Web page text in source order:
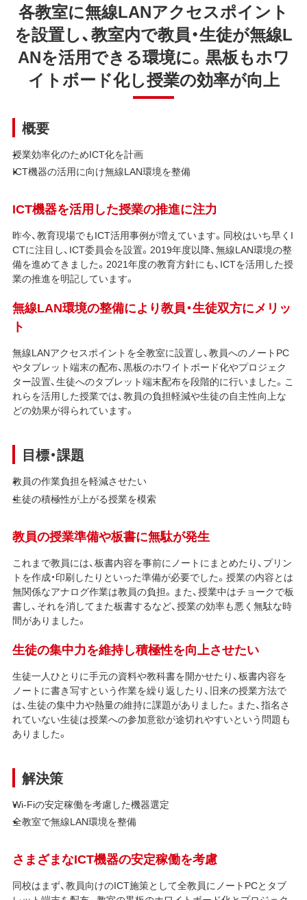
各教室に無線LANアクセスポイント
を設置し、教室内で教員・生徒が無線L
ANを活用できる環境に。黒板もホワ
イトボード化し授業の効率が向上
概要
授業効率化のためICT化を計画
ICT機器の活用に向け無線LAN環境を整備
ICT機器を活用した授業の推進に注力
昨今、教育現場でもICT活用事例が増えています。同校はいち早くI
CTに注目し、ICT委員会を設置。2019年度以降、無線LAN環境の整
備を進めてきました。2021年度の教育方針にも、ICTを活用した授
業の推進を明記しています。
無線LAN環境の整備により教員・生徒双方にメリッ
ト
無線LANアクセスポイントを全教室に設置し、教員へのノートPC
やタブレット端末の配布、黒板のホワイトボード化やプロジェク
ター設置、生徒へのタブレット端末配布を段階的に行いました。こ
れらを活用した授業では、教員の負担軽減や生徒の自主性向上な
どの効果が得られています。
目標・課題
教員の作業負担を軽減させたい
生徒の積極性が上がる授業を模索
教員の授業準備や板書に無駄が発生
これまで教員には、板書内容を事前にノートにまとめたり、プリン
トを作成・印刷したりといった準備が必要でした。授業の内容とは
無関係なアナログ作業は教員の負担。また、授業中はチョークで板
書し、それを消してまた板書するなど、授業の効率も悪く無駄な時
間がありました。
生徒の集中力を維持し積極性を向上させたい
生徒一人ひとりに手元の資料や教科書を開かせたり、板書内容を
ノートに書き写すという作業を繰り返したり、旧来の授業方法で
は、生徒の集中力や熱量の維持に課題がありました。また、指名さ
れていない生徒は授業への参加意欲が途切れやすいという問題も
ありました。
解決策
Wi-Fiの安定稼働を考慮した機器選定
全教室で無線LAN環境を整備
さまざまなICT機器の安定稼働を考慮
同校はまず、教員向けのICT施策として全教員にノートPCとタブ